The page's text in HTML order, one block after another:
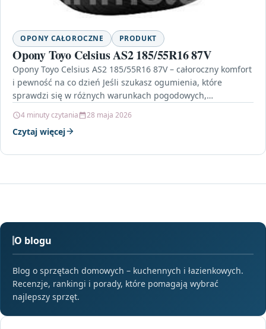
OPONY CAŁOROCZNE PRODUKT
Opony Toyo Celsius AS2 185/55R16 87V
Opony Toyo Celsius AS2 185/55R16 87V – całoroczny komfort
i pewność na co dzień Jeśli szukasz ogumienia, które
sprawdzi się w różnych warunkach pogodowych,…
4 minuty czytania 28 maja 2026
Czytaj więcej
O blogu
Blog o sprzętach domowych – kuchennych i łazienkowych.
Recenzje, rankingi i porady, które pomagają wybrać
najlepszy sprzęt.